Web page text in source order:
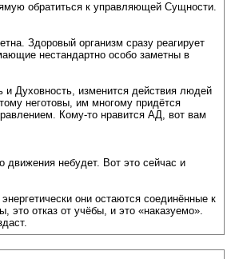
обратиться к управляющей Сущности.
Здоровый организм сразу реагирует
нестандартно особо заметны в
и Духовность, изменится действия людей
неготовы, им многому придётся
Кому-то нравится АД, вот вам
движения небудет. Вот это сейчас и
они остаются соединённые к
это отказ от учёбы, и это «наказуемо».